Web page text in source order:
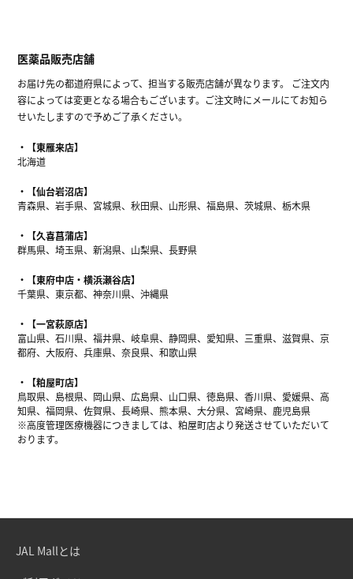
医薬品販売店舗
お届け先の都道府県によって、担当する販売店舗が異なります。 ご注文内
容によっては変更となる場合もございます。ご注文時にメールにてお知ら
せいたしますので予めご了承ください。
【東雁来店】
北海道
【仙台岩沼店】
青森県、岩手県、宮城県、秋田県、山形県、福島県、茨城県、栃木県
【久喜菖蒲店】
群馬県、埼玉県、新潟県、山梨県、長野県
【東府中店・横浜瀬谷店】
千葉県、東京都、神奈川県、沖縄県
【一宮萩原店】
富山県、石川県、福井県、岐阜県、静岡県、愛知県、三重県、滋賀県、京
都府、大阪府、兵庫県、奈良県、和歌山県
【粕屋町店】
鳥取県、島根県、岡山県、広島県、山口県、徳島県、香川県、愛媛県、高
知県、福岡県、佐賀県、長崎県、熊本県、大分県、宮崎県、鹿児島県
※高度管理医療機器につきましては、粕屋町店より発送させていただいて
おります。
JAL Mallとは